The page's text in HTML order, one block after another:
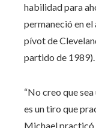
habilidad para
permaneció en
pívot de
partido de
“No creo que
es un tiro que
Michael practicó